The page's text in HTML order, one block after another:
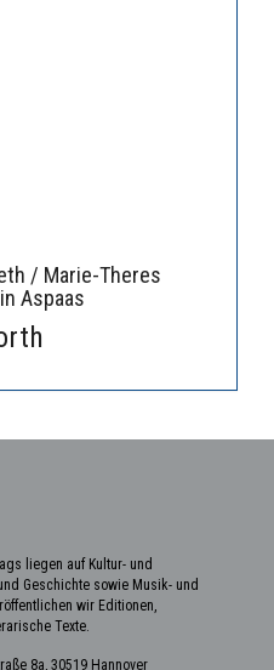
/ Marie-Theres
Aspaas
liegen auf Kultur- und
Geschichte sowie Musik- und
wir Editionen,
Texte.
8a, 30519 Hannover